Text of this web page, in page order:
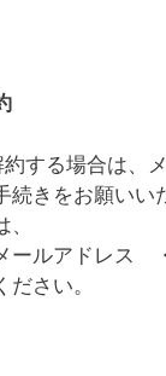
する場合は、メ
続きをお願いい
ールアドレス
さい。